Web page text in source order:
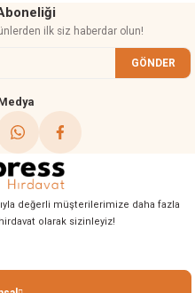
ilk siz haberdar olun!
GÖNDER
değerli müşterilerimize daha fazla
olarak sizinleyiz!